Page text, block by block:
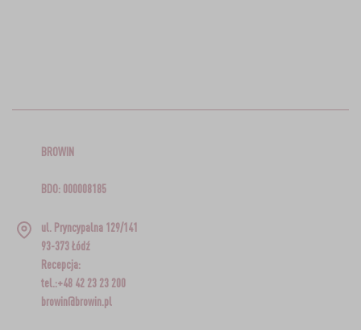
BROWIN
BDO: 000008185
ul. Pryncypalna 129/141
93-373 Łódź
Recepcja:
tel.:+48 42 23 23 200
browin@browin.pl